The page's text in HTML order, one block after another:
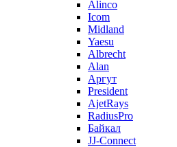
Alinco
Icom
Midland
Yaesu
Albrecht
Alan
Аргут
President
AjetRays
RadiusPro
Байкал
JJ-Connect